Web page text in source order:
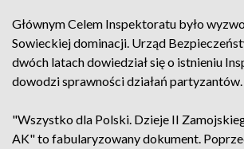
Głównym Celem Inspektoratu było
Sowieckiej dominacji. Urząd
dwóch latach dowiedział się o istnieniu
dowodzi sprawności działań partyzantów.
"Wszystko dla Polski. Dzieje II
AK" to fabularyzowany dokument.